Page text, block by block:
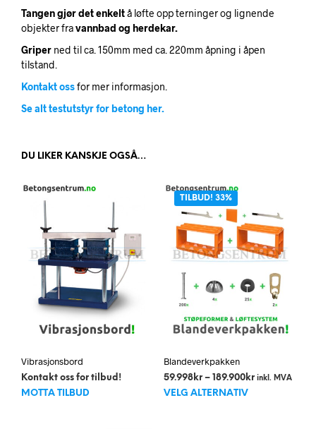
Tangen gjør det enkeltå løfte opp terninger og lignende
objekter fravannbad og herdekar.
Griper ned til ca. 150mm med ca. 220mm åpning i åpen
tilstand.
Kontakt ossfor mer informasjon.
Se alt testutstyr for betong her.
DU LIKER KANSKJE OGSÅ…
Vibrasjonsbord
Kontakt oss for tilbud!
MOTTA TILBUD
TILBUD! 33%
Blandeverkpakken
59.998kr – 189.900krPrisområde:
inkl. MVA
VELG ALTERNATIV